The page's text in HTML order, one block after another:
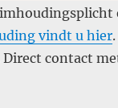
vindt u hier.
Direct contact